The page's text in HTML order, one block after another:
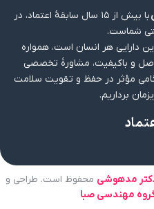
با بیش از ۱۵ سال سابقهٔ اعتماد، در
شماست.
دارایی هر انسان است، همواره
اصل و باکیفیت، مشاورهٔ تخصصی
مؤثر در حفظ و تقویت سلامت
برداریم.
مدهوشی محفوظ است. طراحی و
مهندسی صبا